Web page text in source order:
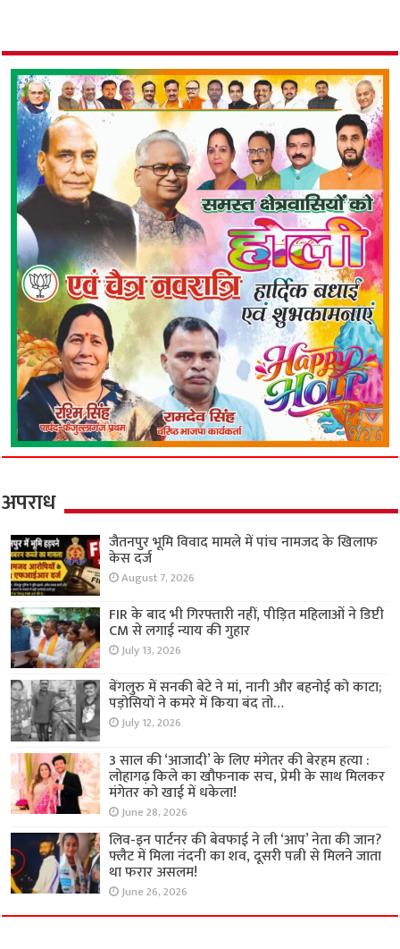
अपराध
जैतनपुर भूमि विवाद मामले में पांच नामजद के खिलाफ
केस दर्ज
August 7, 2026
FIR के बाद भी गिरफ्तारी नहीं, पीड़ित महिलाओं ने डिप्टी
CM से लगाई न्याय की गुहार
July 13, 2026
बेंगलुरु में सनकी बेटे ने मां, नानी और बहनोई को काटा;
पड़ोसियों ने कमरे में किया बंद तो…
July 12, 2026
3 साल की ‘आजादी’ के लिए मंगेतर की बेरहम हत्या :
लोहागढ़ किले का खौफनाक सच, प्रेमी के साथ मिलकर
मंगेतर को खाई में धकेला!
June 28, 2026
लिव-इन पार्टनर की बेवफाई ने ली ‘आप’ नेता की जान?
फ्लैट में मिला नंदनी का शव, दूसरी पत्नी से मिलने जाता
था फरार असलम!
June 26, 2026